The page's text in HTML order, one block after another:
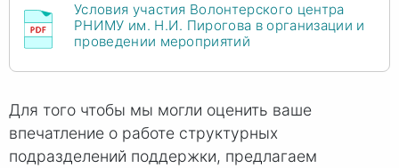
Условия участия Волонтерского центра
РНИМУ им. Н.И. Пирогова в организации и
проведении мероприятий
Для того чтобы мы могли оценить ваше
впечатление о работе структурных
подразделений поддержки, предлагаем